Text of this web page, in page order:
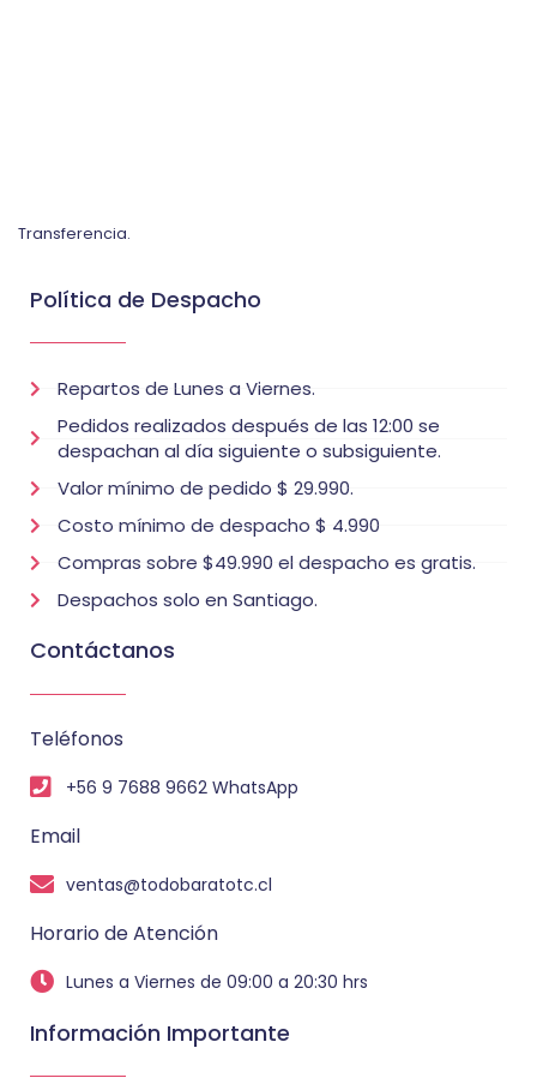
Transferencia.
Política de Despacho
Repartos de Lunes a Viernes.
Pedidos realizados después de las 12:00 se
despachan al día siguiente o subsiguiente.
Valor mínimo de pedido $ 29.990.
Costo mínimo de despacho $ 4.990
Compras sobre $49.990 el despacho es gratis.
Despachos solo en Santiago.
Contáctanos
Teléfonos
+56 9 7688 9662 WhatsApp
Email
ventas@todobaratotc.cl
Horario de Atención
Lunes a Viernes de 09:00 a 20:30 hrs
Información Importante